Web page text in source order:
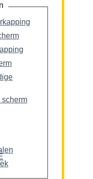
scherm
“knik arm” scherm